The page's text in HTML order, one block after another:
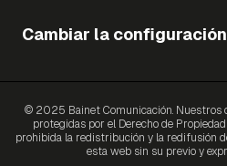
Cambiar la
© 2025 Bainet Comunicación. Nuestros
protegidas por el Derecho de
prohibida la redistribución y la redifusión
esta web sin su previo y